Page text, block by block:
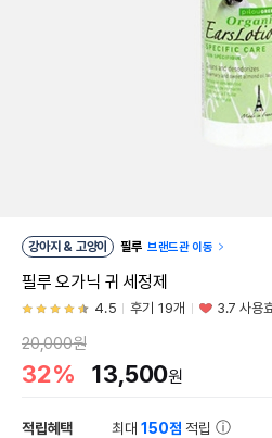
강아지 & 고양이 필루 브랜드관 이동
필루 오가닉 귀 세정제
4.5 후기 19개 3.7 사용
20,000원
32% 13,500원
적립혜택 최대150점 적립